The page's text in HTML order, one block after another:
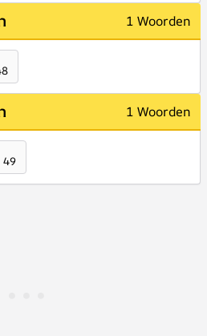
1 Woorden
1 Woorden
49